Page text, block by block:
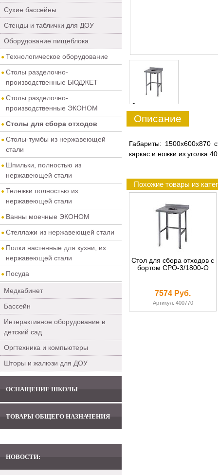
Сухие бассейны
Стенды и таблички для ДОУ
Оборудование пищеблока
Технологическое оборудование
Столы разделочно-
производственные БЮДЖЕТ
Столы разделочно-
производственные ЭКОНОМ
Столы для сбора отходов
Столы-тумбы из нержавеющей
стали
Шпильки, полностью из
нержавеющей стали
Тележки полностью из
нержавеющей стали
Ванны моечные ЭКОНОМ
Стеллажи из нержавеющей стали
Полки настенные для кухни, из
нержавеющей стали
Посуда
Медкабинет
Бассейн
Интерактивное оборудование в
детский сад
Оргтехника и компьютеры
Шторы и жалюзи для ДОУ
ОСНАЩЕНИЕ ШКОЛЫ
ТОВАРЫ ОБЩЕГО НАЗНАЧЕНИЯ
НОВОСТИ:
0
Описание
Габариты:
каркас и ножки из уголка
Похожие товары из
Стол для сбора отходов с
бортом СРО-3/1800-О
7574 Руб.
Артикул: 400770